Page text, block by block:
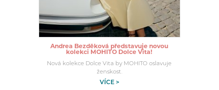
Andrea Bezděková představuje novou
kolekci MOHITO Dolce Vita!
Nová kolekce Dolce Vita by MOHITO oslavuje
ženskost.
VÍCE >